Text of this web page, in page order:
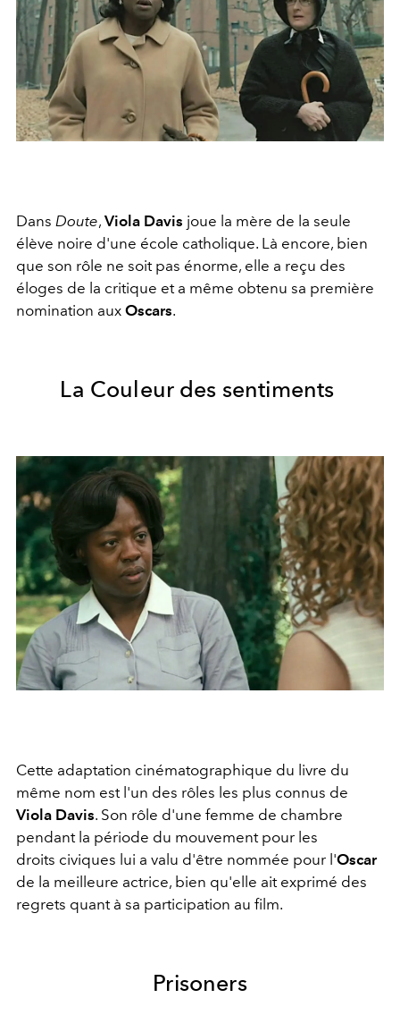
Dans Doute, Viola Davis joue la mère de la seule
élève noire d'une école catholique. Là encore, bien
que son rôle ne soit pas énorme, elle a reçu des
éloges de la critique et a même obtenu sa première
nomination aux Oscars.
La Couleur des sentiments
Cette adaptation cinématographique du livre du
même nom est l'un des rôles les plus connus de
Viola Davis. Son rôle d'une femme de chambre
pendant la période du mouvement pour les
droits civiques lui a valu d'être nommée pour l'Oscar
de la meilleure actrice, bien qu'elle ait exprimé des
regrets quant à sa participation au film.
Prisoners